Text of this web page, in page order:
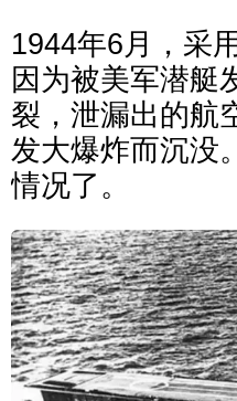
1944年6月，采
因为被美军潜艇
裂，泄漏出的航
发大爆炸而沉没
情况了。